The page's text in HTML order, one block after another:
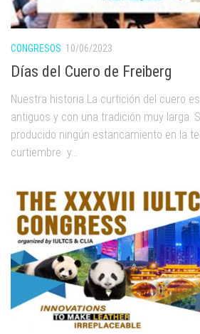
CONGRESOS 10/06/2023
Días del Cuero de Freiberg
Nuestra historia La curtición del cuero
antiguos y con una tradición muy larga.
producido ningún estancamiento en la
curtiembre y...